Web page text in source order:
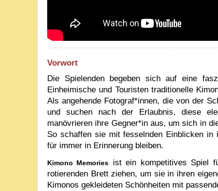
Vorwort
Die Spielenden begeben sich auf eine
Einheimische und Touristen traditionelle
Als angehende Fotograf*innen, die von der
und suchen nach der Erlaubnis, diese
manövrieren ihre Gegner*in aus, um sich in
So schaffen sie mit fesselnden Einblicken in
für immer in Erinnerung bleiben.
Kimono Memories
ist ein kompetitives Spiel
rotierenden Brett ziehen, um sie in ihren
Kimonos gekleideten Schönheiten mit